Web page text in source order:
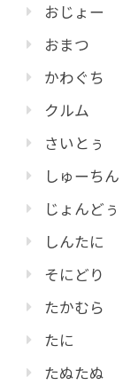
おじょー
おまつ
かわぐち
クルム
さいとぅ
しゅーちん
じょんどぅ
しんたに
そにどり
たかむら
たに
たぬたぬ